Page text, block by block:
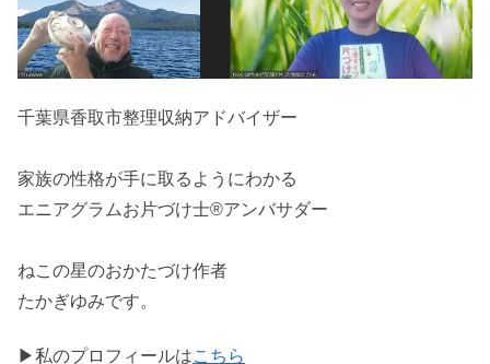
千葉県香取市整理収納アドバイザー
家族の性格が手に取るようにわかる
エニアグラムお片づけ士®アンバサダー
ねこの星のおかたづけ作者
たかぎゆみです。
▶私のプロフィールはこちら